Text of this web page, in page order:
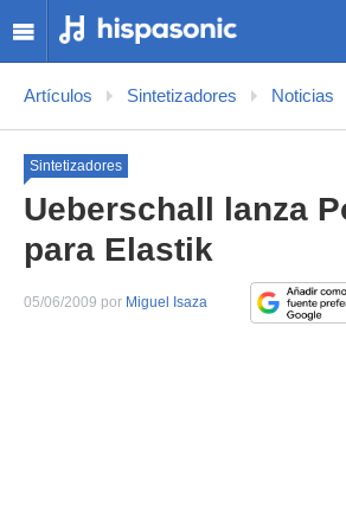
Artículos Sintetizadores Noticias
Sintetizadores
Ueberschall lanza
para Elastik
05/06/2009 por Miguel Isaza